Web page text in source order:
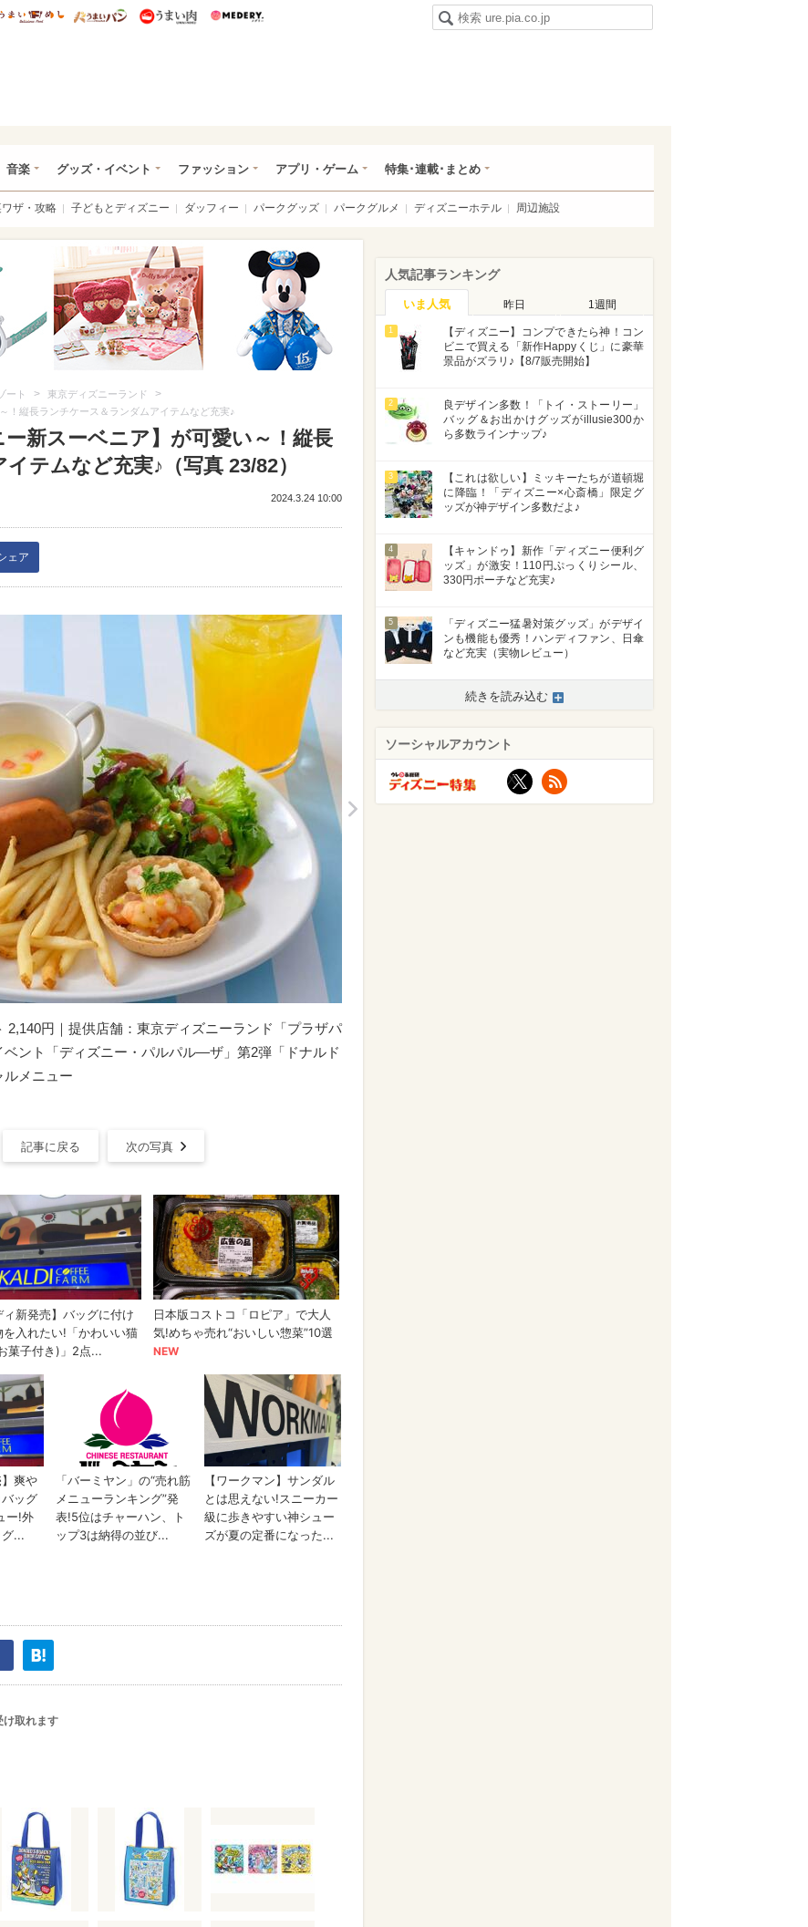
研 ディズニー特集
うまいめし うまいパン うまい肉
音楽 グッズ・イベント ファッション アプリ・ゲーム 特集･連載･まとめ
ザ・攻略 子どもとディズニー ダッフィー パークグッズ パークグルメ ディズニーホテル 周辺施設
ート > 東京ディズニーランド >
！縦長ランチケース＆ランダムアイテムなど充実♪
新スーベニア】が可愛い～！縦長
テムなど充実♪（写真 23/82）
2024.3.24 10:00
ェア
>
2,140円｜提供店舗：東京ディズニーランド「プラザパ
ント「ディズニー・パルパル―ザ」第2弾「ドナルド
メニュー
記事に戻る 次の写真
け取れます
人気記事ランキング
いま人気 昨日 1週間
1
【ディズニー】コンプできたら神！コン
ビニで買える「新作Happyくじ」に豪華
景品がズラリ♪【8/7販売開始】
2
良デザイン多数！「トイ・ストーリー」
バッグ＆お出かけグッズがillusie300か
ら多数ラインナップ♪
3
【これは欲しい】ミッキーたちが道頓堀
に降臨！「ディズニー×心斎橋」限定グ
ッズが神デザイン多数だよ♪
4
【キャンドゥ】新作「ディズニー便利グ
ッズ」が激安！110円ぷっくりシール、
330円ポーチなど充実♪
5
「ディズニー猛暑対策グッズ」がデザイ
ンも機能も優秀！ハンディファン、日傘
など充実（実物レビュー）
続きを読み込む
ソーシャルアカウント
X